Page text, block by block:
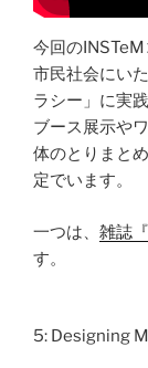
今回のINSTeM
市民社会にい
ラシー」に実
ブース展示や
体のとりまと
定でいます。
一つは、 雑誌
す。
5: Designing